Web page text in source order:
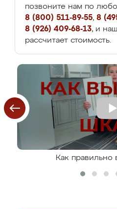
позвоните нам по
8 (800) 511-89-55, 8
8 (926) 409-68-13, и
рассчитает стоимость.
Как правильно